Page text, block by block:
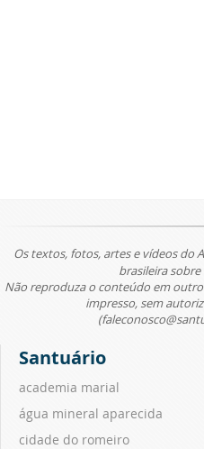
Os textos, fotos, artes e vídeos do
brasileira
Não reproduza o conteúdo em
impresso, sem
Santuário
academia marial
água mineral aparecida
cidade do romeiro